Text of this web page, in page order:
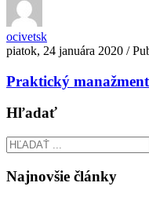
ocivetsk
piatok, 24 januára 2020 /
Praktický
Hľadať
Najnovšie články